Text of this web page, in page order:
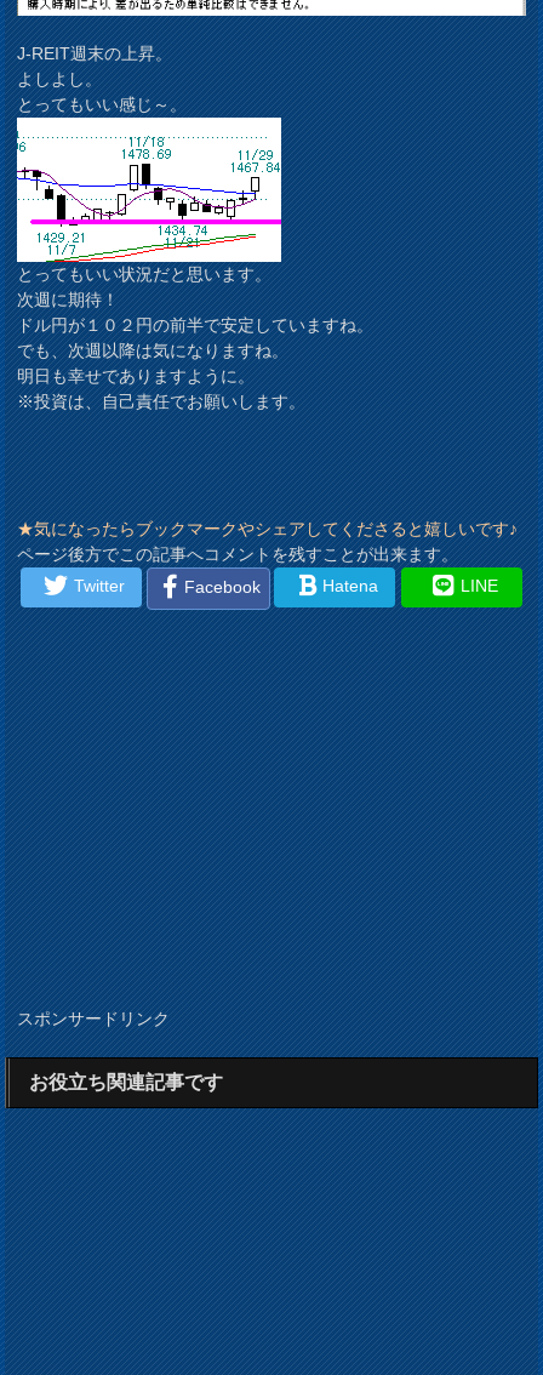
J-REIT週末の上昇。
よしよし。
とってもいい感じ～。
とってもいい状況だと思います。
次週に期待！
ドル円が１０２円の前半で安定していますね。
でも、次週以降は気になりますね。
明日も幸せでありますように。
※投資は、自己責任でお願いします。
★気になったらブックマークやシェアしてくださると嬉しいです♪
ページ後方でこの記事へコメントを残すことが出来ます。
Twitter
Facebook Hatena LINE
スポンサードリンク
お役立ち関連記事です